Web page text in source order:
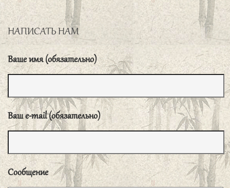
子贡问君子、子曰、先行其言、而後从之。
Цзы-гун спросил о благородном муже. Учитель ответил:
«Он прежде осуществляет задуманное, а потом уже
говорит об этом».
子曰、君子矜而不争、群而不党。
устраивает споров с людьми, он умеет быть в согласии
со всеми, но не вступает ни с кем в сговор».
下而饮、其争也君子。«Благородный муж не
соперничает ни с кем, кроме тех случаев, когда он
участвует в стрельбе из лука. После взаимных
НАПИСАТЬ НАМ
Ваше имя (обязательно)